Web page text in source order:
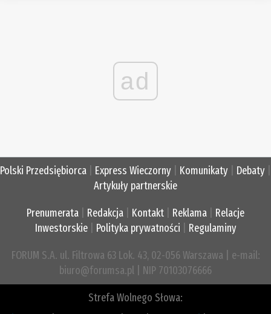
ad
Polski Przedsiębiorca Express Wieczorny Komunikaty Debaty
Artykuły partnerskie
Prenumerata Redakcja Kontakt Reklama
Relacje
Inwestorskie| Polityka prywatności Regulaminy
FORUM S.A. ul. Filtrowa 63 Lok. 43, 02-056 Warszawa | e-mail:
biuro@forumsa.pl | NIP 70103076666
Strefa Wolnego Słowa: